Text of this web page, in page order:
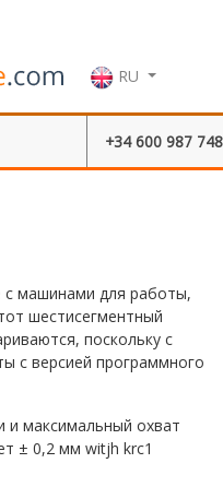
RU
+34 600 987 748
машинами для работы,
шестисегментный
поскольку с
с версией программного
и максимальный охват
± 0,2 мм witjh krc1